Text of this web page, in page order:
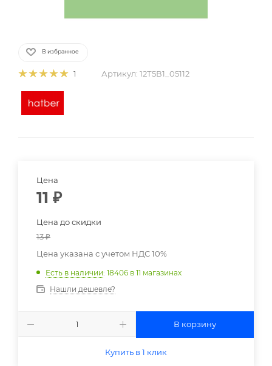
В избранное
1 Артикул: 12Т5В1_05112
Цена
11 ₽
Цена до скидки
13₽
Цена указана с учетом НДС 10%
Есть в наличии: 18406 в 11 магазинах
Нашли дешевле?
В корзину
Купить в 1 клик